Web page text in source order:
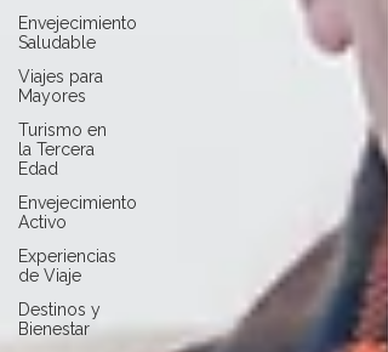
Envejecimiento
Saludable
Viajes para
Mayores
Turismo en
la Tercera
Edad
Envejecimiento
Activo
Experiencias
de Viaje
Destinos y
Bienestar